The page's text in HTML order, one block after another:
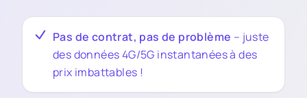
Pas de contrat, pas de problème – juste
des données 4G/5G instantanées à des
prix imbattables !